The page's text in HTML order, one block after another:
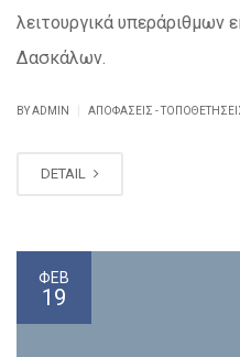
λειτουργικά υπεράριθμων
Δασκάλων.
BY ADMIN ΑΠΟΦΆΣΕΙΣ -
DETAIL
ΦΕΒ
19